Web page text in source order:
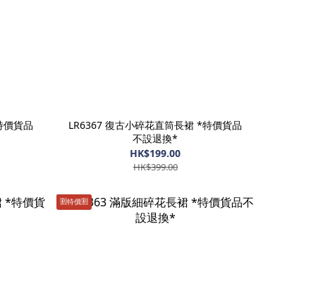
價貨品
LR6367 復古小碎花直筒長裙 *特價貨品
不設退換*
HK$199.00
HK$399.00
🈹️特價🈹️